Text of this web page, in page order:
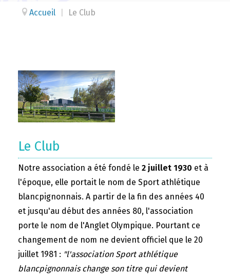
Accueil Le Club
Le Club
Notre association a été fondé le 2 juillet 1930 et à
l'époque, elle portait le nom de Sport athlétique
blancpignonnais. A partir de la fin des années 40
et jusqu'au début des années 80, l'association
porte le nom de l'Anglet Olympique. Pourtant ce
changement de nom ne devient officiel que le 20
juillet 1981 : "l'association Sport athlétique
blancpignonnais change son titre qui devient